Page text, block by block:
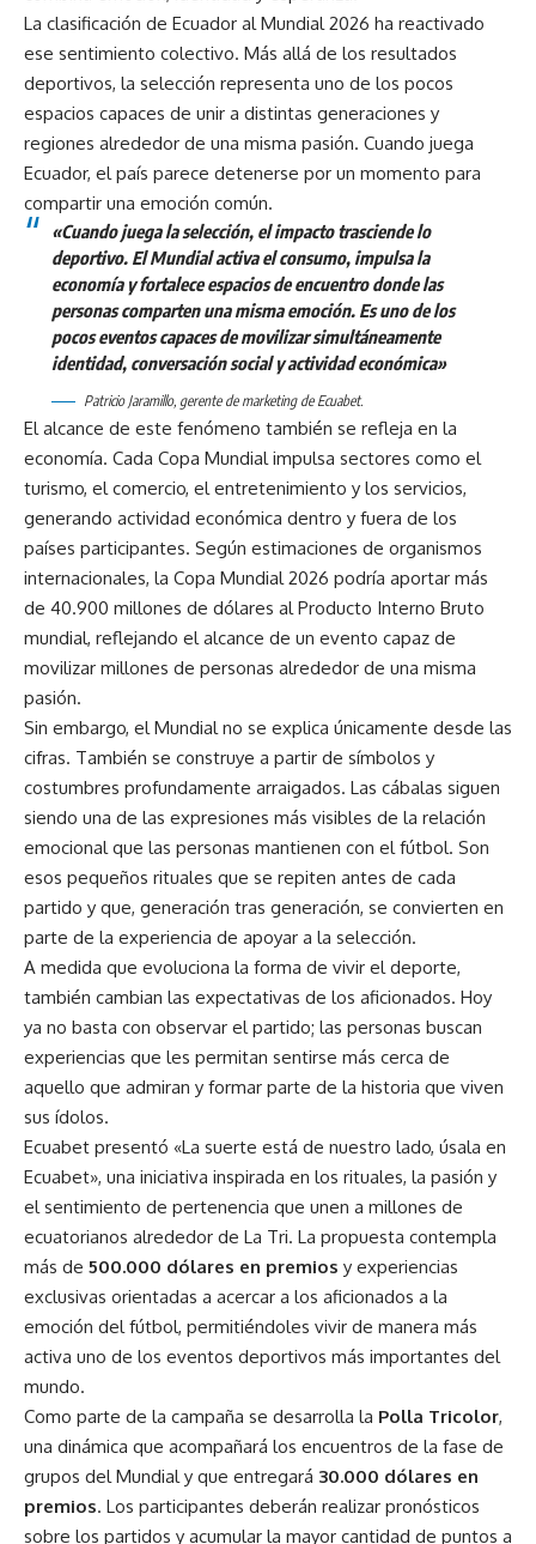
La clasificación de Ecuador al Mundial 2026 ha reactivado
ese sentimiento colectivo. Más allá de los resultados
deportivos, la selección representa uno de los pocos
espacios capaces de unir a distintas generaciones y
regiones alrededor de una misma pasión. Cuando juega
Ecuador, el país parece detenerse por un momento para
compartir una emoción común.
«Cuando juega la selección, el impacto trasciende lo
deportivo. El Mundial activa el consumo, impulsa la
economía y fortalece espacios de encuentro donde las
personas comparten una misma emoción. Es uno de los
pocos eventos capaces de movilizar simultáneamente
identidad, conversación social y actividad económica»
Patricio Jaramillo, gerente de marketing de Ecuabet.
El alcance de este fenómeno también se refleja en la
economía. Cada Copa Mundial impulsa sectores como el
turismo, el comercio, el entretenimiento y los servicios,
generando actividad económica dentro y fuera de los
países participantes. Según estimaciones de organismos
internacionales, la Copa Mundial 2026 podría aportar más
de 40.900 millones de dólares al Producto Interno Bruto
mundial, reflejando el alcance de un evento capaz de
movilizar millones de personas alrededor de una misma
pasión.
Sin embargo, el Mundial no se explica únicamente desde las
cifras. También se construye a partir de símbolos y
costumbres profundamente arraigados. Las cábalas siguen
siendo una de las expresiones más visibles de la relación
emocional que las personas mantienen con el fútbol. Son
esos pequeños rituales que se repiten antes de cada
partido y que, generación tras generación, se convierten en
parte de la experiencia de apoyar a la selección.
A medida que evoluciona la forma de vivir el deporte,
también cambian las expectativas de los aficionados. Hoy
ya no basta con observar el partido; las personas buscan
experiencias que les permitan sentirse más cerca de
aquello que admiran y formar parte de la historia que viven
sus ídolos.
Ecuabet presentó «La suerte está de nuestro lado, úsala en
Ecuabet», una iniciativa inspirada en los rituales, la pasión y
el sentimiento de pertenencia que unen a millones de
ecuatorianos alrededor de La Tri. La propuesta contempla
más de 500.000 dólares en premios y experiencias
exclusivas orientadas a acercar a los aficionados a la
emoción del fútbol, permitiéndoles vivir de manera más
activa uno de los eventos deportivos más importantes del
mundo.
Como parte de la campaña se desarrolla la Polla Tricolor,
una dinámica que acompañará los encuentros de la fase de
grupos del Mundial y que entregará 30.000 dólares en
premios. Los participantes deberán realizar pronósticos
sobre los partidos y acumular la mayor cantidad de puntos a